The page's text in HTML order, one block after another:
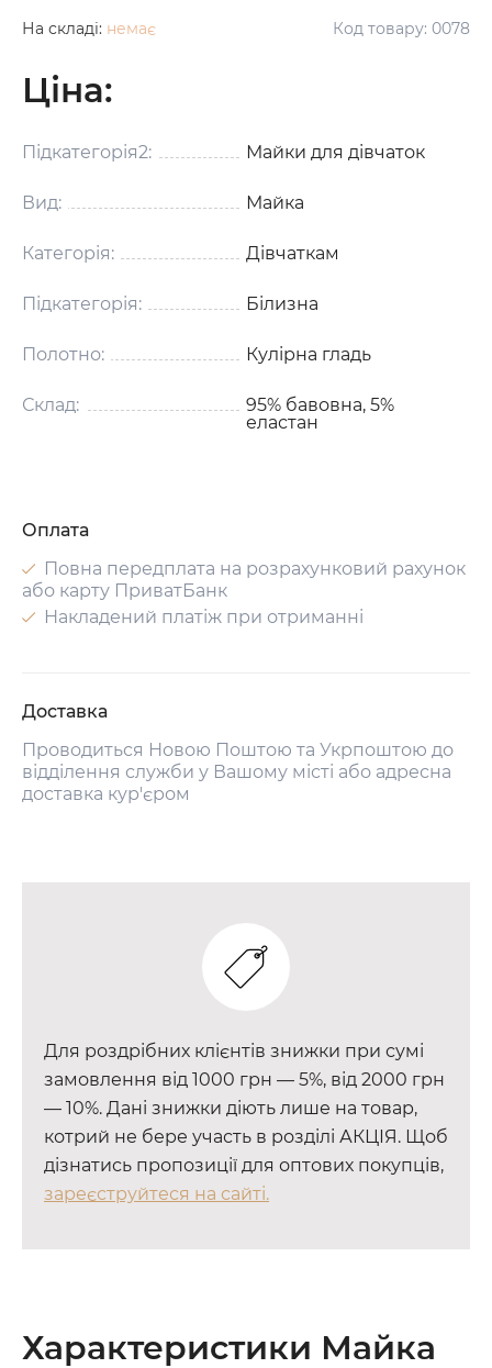
На складі: немає Код товару: 0078
Ціна:
Підкатегорія2: Майки для дівчаток
Вид: Майка
Категорія: Дівчаткам
Підкатегорія: Білизна
Полотно: Кулірна гладь
Склад:
95% бавовна, 5%
еластан
Оплата
Повна передплата на розрахунковий рахунок
або карту ПриватБанк
Накладений платіж при отриманні
Доставка
Проводиться Новою Поштою та Укрпоштою до
відділення служби у Вашому місті або адресна
доставка кур'єром
Для роздрібних клієнтів знижки при сумі
замовлення від 1000 грн — 5%, від 2000 грн
— 10%. Дані знижки діють лише на товар,
котрий не бере участь в розділі АКЦІЯ. Щоб
дізнатись пропозиції для оптових покупців,
зареєструйтеся на сайті.
Характеристики Майка